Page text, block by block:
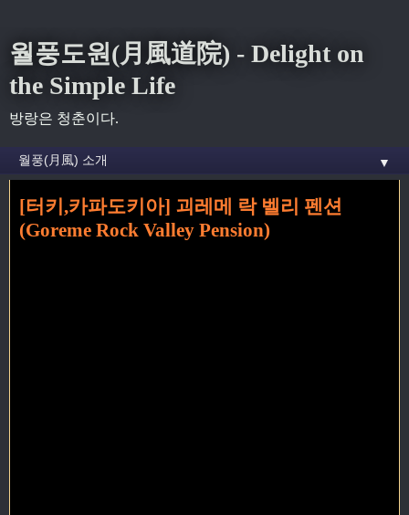
월풍도원(月風道院) - Delight on
the Simple Life
방랑은 청춘이다.
▼
» rock valley pension 꼬리가 달린 글
[터키,카파도키아] 괴레메 락 벨리 펜션
(Goreme Rock Valley Pension)